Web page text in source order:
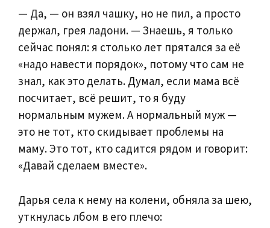
— Да, — он взял чашку, но не пил, а просто
держал, грея ладони. — Знаешь, я только
сейчас понял: я столько лет прятался за её
«надо навести порядок», потому что сам не
знал, как это делать. Думал, если мама всё
посчитает, всё решит, то я буду
нормальным мужем. А нормальный муж —
это не тот, кто скидывает проблемы на
маму. Это тот, кто садится рядом и говорит:
«Давай сделаем вместе».
Дарья села к нему на колени, обняла за шею,
уткнулась лбом в его плечо: